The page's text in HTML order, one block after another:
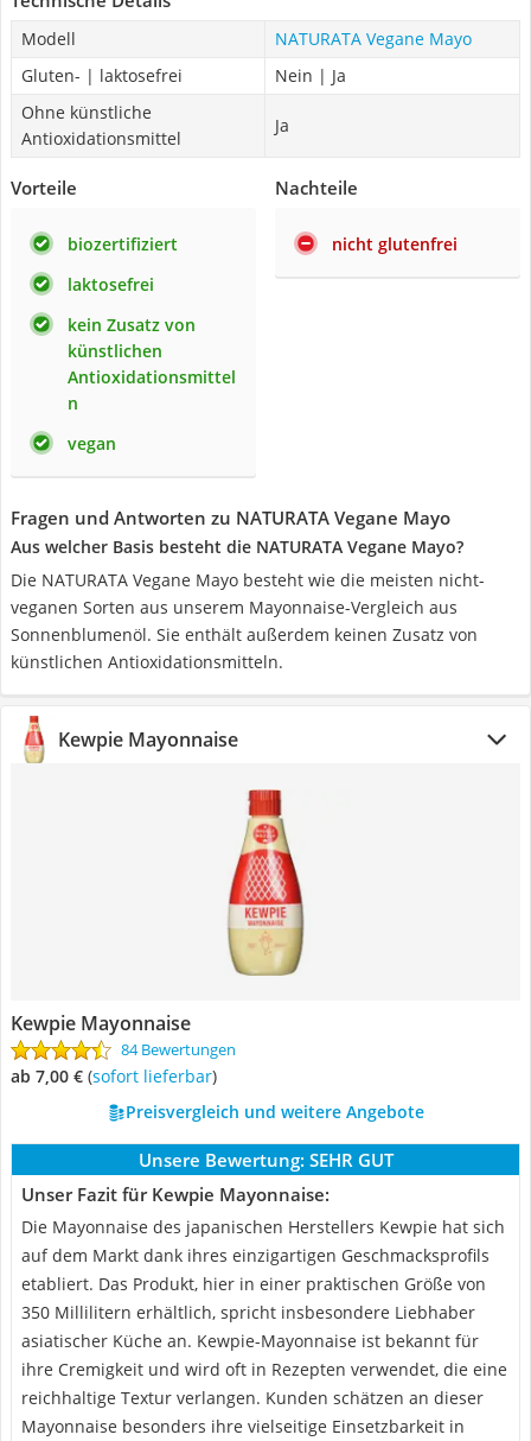
Modell
NATURATA Vegane Mayo
Gluten- | laktosefrei
Nein | Ja
Ohne künstliche
Antioxidationsmittel
Ja
Vorteile
biozertifiziert
laktosefrei
kein Zusatz von
künstlichen
Antioxidationsmittel
n
vegan
Nachteile
nicht glutenfrei
Fragen und Antworten zu NATURATA Vegane Mayo
Aus welcher Basis besteht die NATURATA Vegane Mayo?
Die NATURATA Vegane Mayo besteht wie die meisten nicht-
veganen Sorten aus unserem Mayonnaise-Vergleich aus
Sonnenblumenöl. Sie enthält außerdem keinen Zusatz von
künstlichen Antioxidationsmitteln.
Kewpie Mayonnaise
Kewpie Mayonnaise
84 Bewertungen
ab 7,00 € ( Sofort lieferbar)
Preisvergleich und weitere Angebote
Unsere Bewertung: SEHR GUT
Unser Fazit für Kewpie Mayonnaise:
Die Mayonnaise des japanischen Herstellers Kewpie hat sich
auf dem Markt dank ihres einzigartigen Geschmacksprofils
etabliert. Das Produkt, hier in einer praktischen Größe von
350 Millilitern erhältlich, spricht insbesondere Liebhaber
asiatischer Küche an. Kewpie-Mayonnaise ist bekannt für
ihre Cremigkeit und wird oft in Rezepten verwendet, die eine
reichhaltige Textur verlangen. Kunden schätzen an dieser
Mayonnaise besonders ihre vielseitige Einsetzbarkeit in